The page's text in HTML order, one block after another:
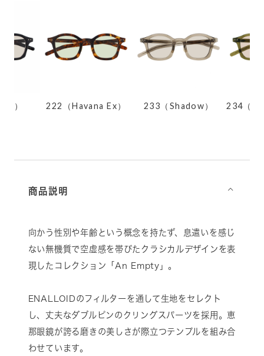
Ex） 233（Shadow） 234（Moss Green） 001
商品説明 ⌵
向かう性別や年齢という概念を持たず、息遣いを感じ
ない無機質で空虚感を帯びたクラシカルデザインを表
現したコレクション「An Empty」。
ENALLOIDのフィルターを通して生地をセレクト
し、丈夫なダブルピンのクリングスパーツを採用。恵
那眼鏡が誇る磨きの美しさが際立つテンプルを組み合
わせています。